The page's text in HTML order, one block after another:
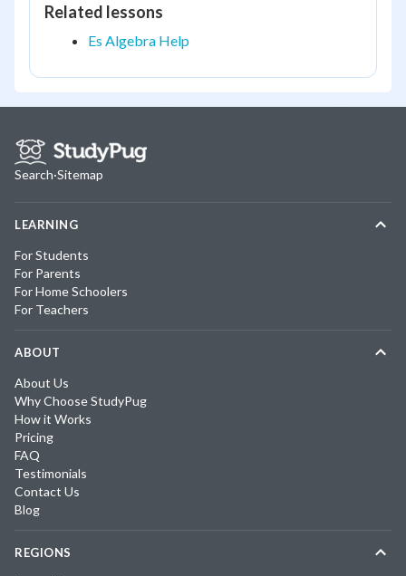
Related lessons
Es Algebra Help
Search·Sitemap
LEARNING
For Students
For Parents
For Home Schoolers
For Teachers
ABOUT
About Us
Why Choose StudyPug
How it Works
Pricing
FAQ
Testimonials
Contact Us
Blog
REGIONS